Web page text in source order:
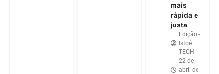
mais
rápida e
justa
Edição -
Istoé
TECH
22 de
abril de